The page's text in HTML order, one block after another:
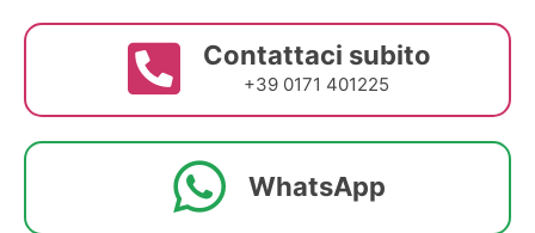
Contattaci subito
+39 0171 401225
WhatsApp